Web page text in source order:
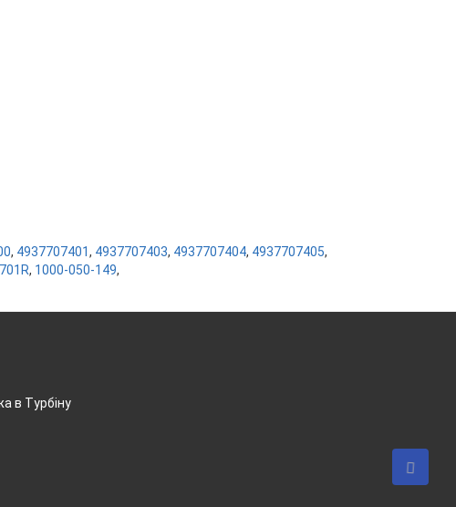
, 4937707401, 4937707403, 4937707404, 4937707405,
, 1000-050-149,
в Турбіну